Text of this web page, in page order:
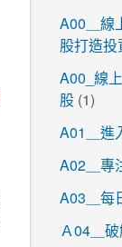
A00＿線
股打造
A00_線
股 (1)
A01＿進
A02＿專
A03＿每
Ａ04＿